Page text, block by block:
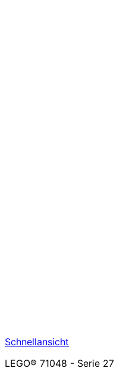
Schnellansicht
LEGO® 71048 - Serie 27